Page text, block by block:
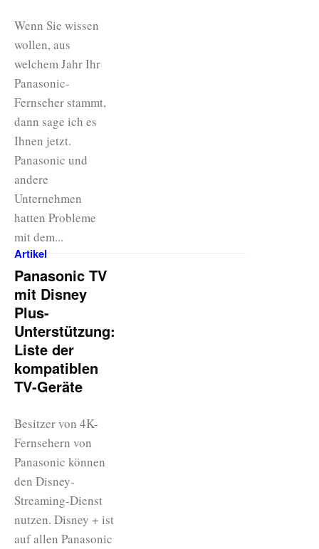
Wenn Sie wissen
wollen, aus
welchem Jahr Ihr
Panasonic-
Fernseher stammt,
dann sage ich es
Ihnen jetzt.
Panasonic und
andere
Unternehmen
hatten Probleme
mit dem...
Artikel
Panasonic TV
mit Disney
Plus-
Unterstützung:
Liste der
kompatiblen
TV-Geräte
Besitzer von 4K-
Fernsehern von
Panasonic können
den Disney-
Streaming-Dienst
nutzen. Disney + ist
auf allen Panasonic